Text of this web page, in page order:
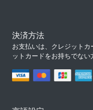
決済方法
お支払いは、クレジット
ットカードをお持ちでない